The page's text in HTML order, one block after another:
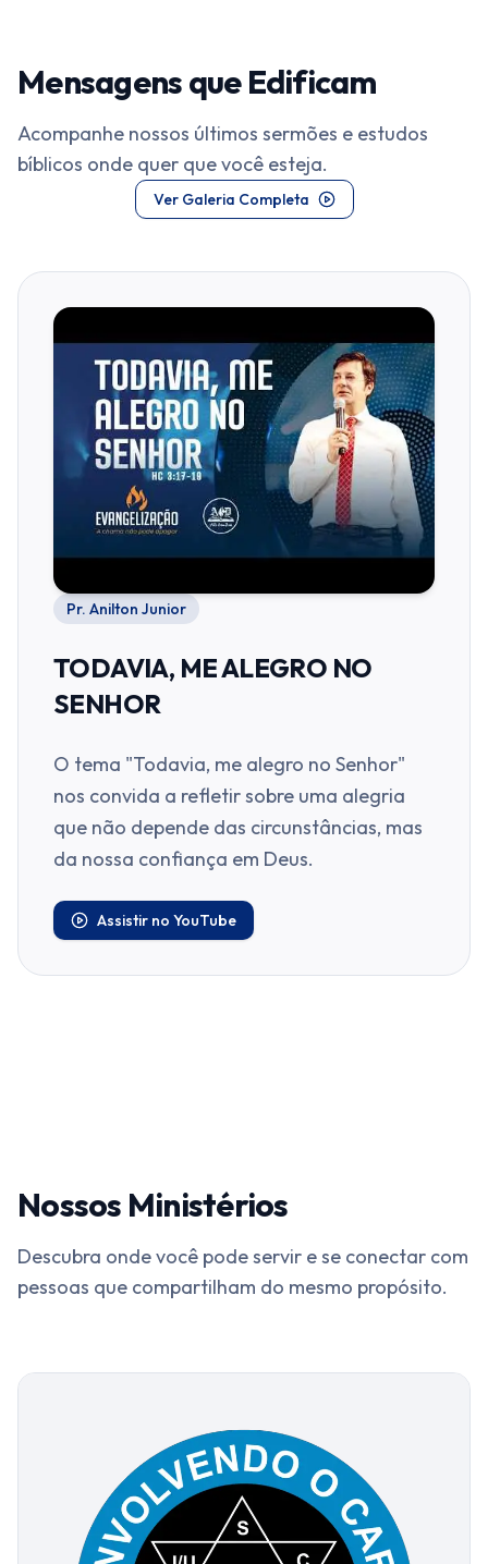
Mensagens que Edificam
Acompanhe nossos últimos sermões e estudos
bíblicos onde quer que você esteja.
Ver Galeria Completa
Pr. Anilton Junior
TODAVIA, ME ALEGRO NO
SENHOR
O tema "Todavia, me alegro no Senhor"
nos convida a refletir sobre uma alegria
que não depende das circunstâncias, mas
da nossa confiança em Deus.
Assistir no YouTube
Nossos Ministérios
Descubra onde você pode servir e se conectar com
pessoas que compartilham do mesmo propósito.